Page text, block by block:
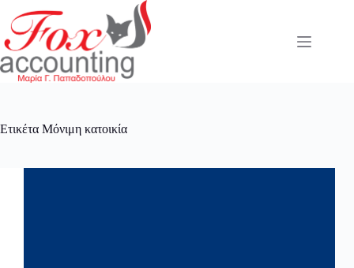
στο
περιεχόμενο
Ετικέτα Μόνιμη κατοικία